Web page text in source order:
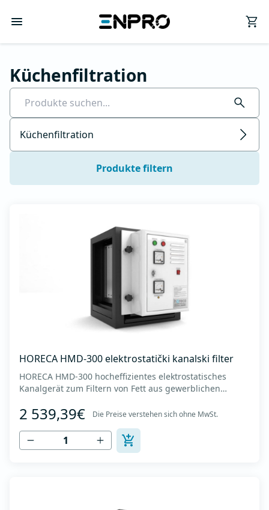
Küchenfiltration
Küchenfiltration
Produkte filtern
HORECA HMD-300 elektrostatički kanalski filter
HORECA HMD-300 hocheffizientes elektrostatisches
Kanalgerät zum Filtern von Fett aus gewerblichen
Abmessungen des Geräts (BxTxH): 550x690x650mm -
Abmessungen der Kanalverbindung (horizontal x
vertikal): 450 x 510 mm -Gewicht des Geräts: 60 kg -Dru...
2 539,39€ Die Preise verstehen sich ohne MwSt.